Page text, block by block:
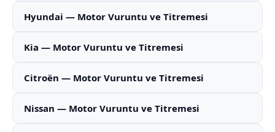
Hyundai — Motor Vuruntu ve Titremesi
Kia — Motor Vuruntu ve Titremesi
Citroën — Motor Vuruntu ve Titremesi
Nissan — Motor Vuruntu ve Titremesi